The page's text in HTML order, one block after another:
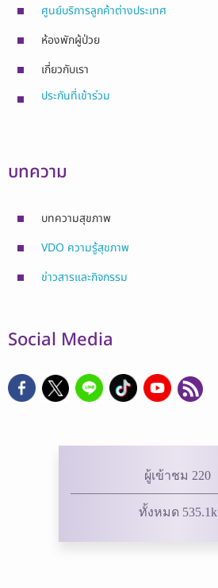
ศูนย์บริการลูกค้าต่างประเทศ
ห้องพักผู้ป่วย
เกี่ยวกับเรา
ประกันที่เข้าร่วม
บทความ
บทความสุขภาพ
VDO ความรู้สุขภาพ
ข่าวสารและกิจกรรม
Social Media
ผู้เข้าชม 220
ทั้งหมด 535.1k